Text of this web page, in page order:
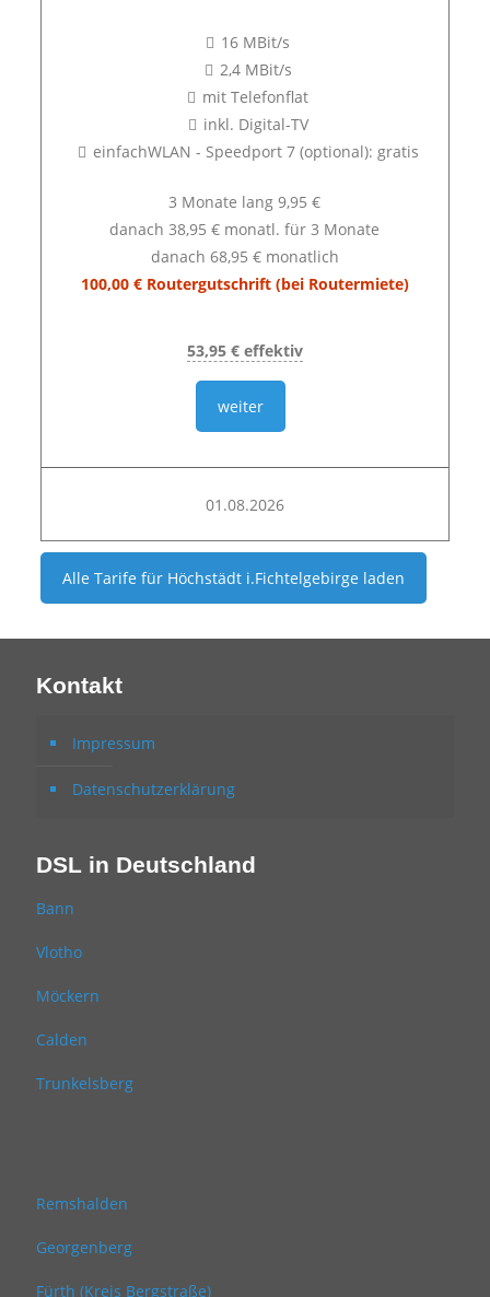
16 MBit/s
2,4 MBit/s
mit Telefonflat
inkl. Digital-TV
einfachWLAN - Speedport 7 (optional): gratis
3 Monate lang 9,95 €
danach 38,95 € monatl. für 3 Monate
danach 68,95 € monatlich
100,00 € Routergutschrift (bei Routermiete)
53,95 € effektiv
weiter
01.08.2026
Alle Tarife für Höchstädt i.Fichtelgebirge laden
Kontakt
Impressum
Datenschutzerklärung
DSL in Deutschland
Bann
Vlotho
Möckern
Calden
Trunkelsberg
Remshalden
Georgenberg
Fürth (Kreis Bergstraße)